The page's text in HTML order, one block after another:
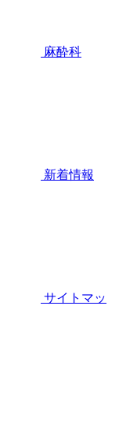
麻酔科
新着情報
サイトマッ